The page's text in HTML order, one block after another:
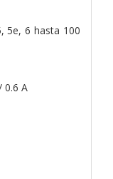
5e, 6 hasta 100
0.6 A